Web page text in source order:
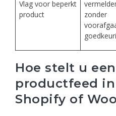
Vlag voor beperkt
product
zonder
Hoe stelt u
productfeed
Shopify of